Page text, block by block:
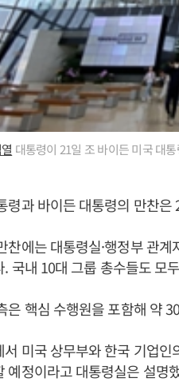
대통령이 21일 조 바이든 미국 대
령과 바이든 대통령의 만찬
찬에는 대통령실·행정부 관
. 국내 10대 그룹 총수들도 모
은 핵심 수행원을 포함해 약
서 미국 상무부와 한국 기업
예정이라고 대통령실은 설명